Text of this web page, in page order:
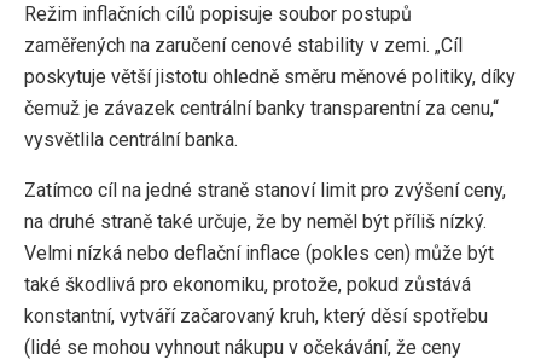
Režim inflačních cílů popisuje soubor postupů
zaměřených na zaručení cenové stability v zemi. „Cíl
poskytuje větší jistotu ohledně směru měnové politiky, díky
čemuž je závazek centrální banky transparentní za cenu,“
vysvětlila centrální banka.
Zatímco cíl na jedné straně stanoví limit pro zvýšení ceny,
na druhé straně také určuje, že by neměl být příliš nízký.
Velmi nízká nebo deflační inflace (pokles cen) může být
také škodlivá pro ekonomiku, protože, pokud zůstává
konstantní, vytváří začarovaný kruh, který děsí spotřebu
(lidé se mohou vyhnout nákupu v očekávání, že ceny